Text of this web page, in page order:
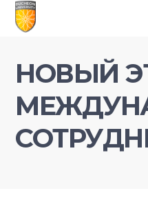
НОВЫЙ